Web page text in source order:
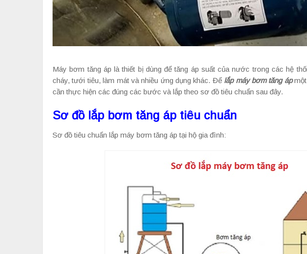
Máy bơm tăng áp là thiết bị dùng để tăng áp suất của nước trong các hệ
cháy, tưới tiêu, làm mát và nhiều ứng dụng khác. Để lắp máy bơm tăng ápmột
cần thực hiện các đúng các bước và lắp theo sơ đồ tiêu chuẩn sau đây.
Sơ đồ lắp bơm tăng áp tiêu chuẩn
Sơ đồ tiêu chuẩn lắp máy bơm tăng áp tại hộ gia đình: